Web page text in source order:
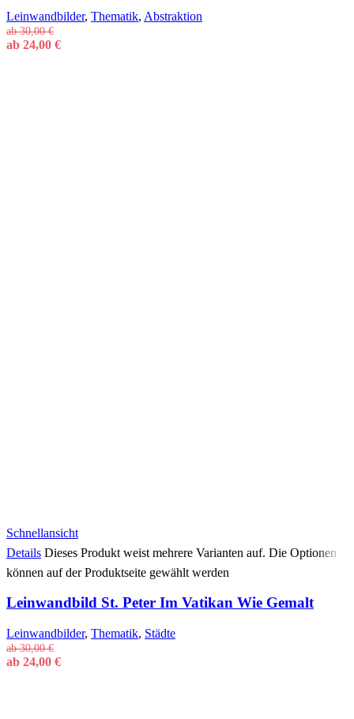
Leinwandbilder, Thematik, Abstraktion
ab30,00€
ab 24,00 €
Schnellansicht
Details Dieses Produkt weist mehrere Varianten auf. Die Optionen
können auf der Produktseite gewählt werden
Leinwandbild St. Peter Im Vatikan Wie Gemalt
Leinwandbilder, Thematik, Städte
ab30,00€
ab 24,00 €